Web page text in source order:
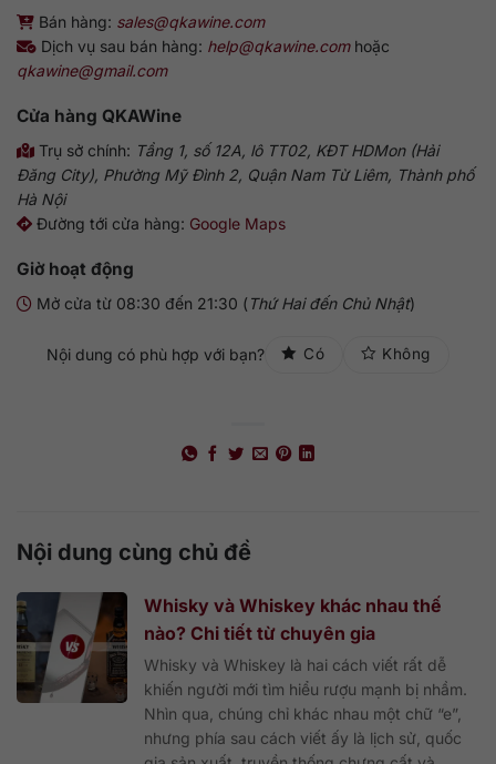
Bán hàng: sales@qkawine.com
Dịch vụ sau bán hàng: help@qkawine.comhoặc
qkawine@gmail.com
Cửa hàng QKAWine
Trụ sở chính: Tầng 1, số 12A, lô TT02, KĐT HDMon (Hải
Đăng City), Phường Mỹ Đình 2, Quận Nam Từ Liêm, Thành phố
Hà Nội
Đường tới cửa hàng: Google Maps
Giờ hoạt động
Mở cửa từ 08:30 đến 21:30 ( Thứ Hai đến Chủ Nhật)
Nội dung có phù hợp với bạn? Có Không
Nội dung cùng chủ đề
Whisky và Whiskey khác nhau thế
nào? Chi tiết từ chuyên gia
Whisky và Whiskey là hai cách viết rất dễ
khiến người mới tìm hiểu rượu mạnh bị nhầm.
Nhìn qua, chúng chỉ khác nhau một chữ “e”,
nhưng phía sau cách viết ấy là lịch sử, quốc